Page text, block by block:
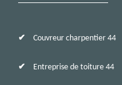
Couvreur charpentier 44
Entreprise de toiture 44